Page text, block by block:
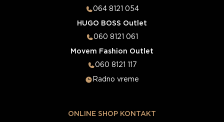
064 8121 054
HUGO BOSS Outlet
060 8121 061
Movem Fashion Outlet
060 8121 117
Radno vreme
ONLINE SHOP KONTAKT